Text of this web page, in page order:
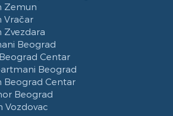
Zemun
Vračar
Zvezdara
Beograd
Centar
Beograd
Beograd Centar
Beograd
Vozdovac